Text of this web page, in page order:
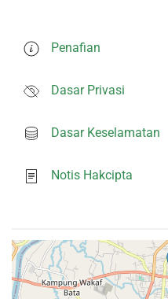
Penafian
Dasar Privasi
Dasar Keselamatan
Notis Hakcipta